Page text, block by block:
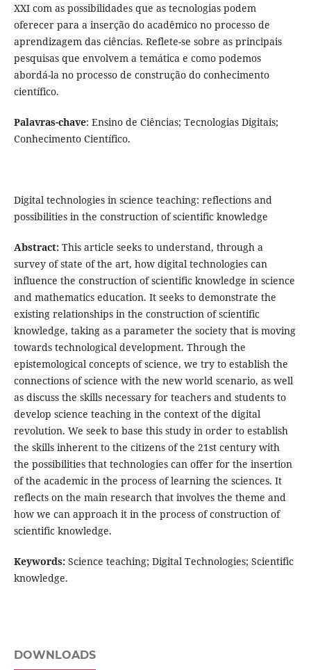
XXI com as possibilidades que as tecnologias podem
oferecer para a inserção do acadêmico no processo de
aprendizagem das ciências. Reflete-se sobre as principais
pesquisas que envolvem a temática e como podemos
abordá-la no processo de construção do conhecimento
científico.
Palavras-chave: Ensino de Ciências; Tecnologias Digitais;
Conhecimento Científico.
Digital technologies in science teaching: reflections and
possibilities in the construction of scientific knowledge
Abstract:This article seeks to understand, through a
survey of state of the art, how digital technologies can
influence the construction of scientific knowledge in science
and mathematics education. It seeks to demonstrate the
existing relationships in the construction of scientific
knowledge, taking as a parameter the society that is moving
towards technological development. Through the
epistemological concepts of science, we try to establish the
connections of science with the new world scenario, as well
as discuss the skills necessary for teachers and students to
develop science teaching in the context of the digital
revolution. We seek to base this study in order to establish
the skills inherent to the citizens of the 21st century with
the possibilities that technologies can offer for the insertion
of the academic in the process of learning the sciences. It
reflects on the main research that involves the theme and
how we can approach it in the process of construction of
scientific knowledge.
Keywords: Science teaching; Digital Technologies; Scientific
knowledge.
DOWNLOADS